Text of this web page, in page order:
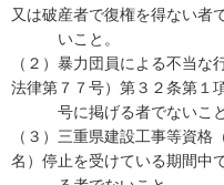
又は破産者で復権を得ない者
いこと。
（２）暴力団員による不当
法律第７７号）第３２条第１
号に掲げる者でないこと
（３）三重県建設工事等資
名）停止を受けている期間中